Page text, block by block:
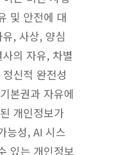
및 안전에 대
, 사상, 양심
의 자유, 차별
신적 완전성
본권과 자유에
개인정보가
능성, AI 시스
있는 개인정보